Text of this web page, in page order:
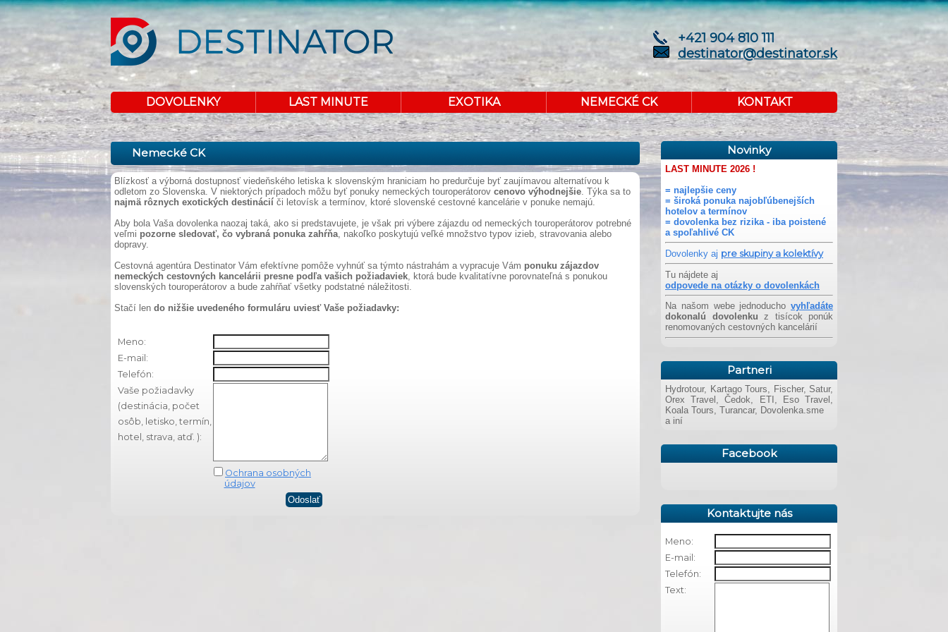
+421 904 810 111
destinator@destinator.sk
DOVOLENKY LAST MINUTE EXOTIKA NEMECKÉ CK KONTAKT
Nemecké CK
Blízkosť a výborná dostupnosť viedeňského letiska k slovenským hraniciam ho predurčuje byť zaujímavou alternatívou k
odletom zo Slovenska. V niektorých prípadoch môžu byť ponuky nemeckých touroperátorov cenovo výhodnejšie. Týka sa to
najmä rôznych exotických destinácií či letovísk a termínov, ktoré slovenské cestovné kancelárie v ponuke nemajú.
Aby bola Vaša dovolenka naozaj taká, ako si predstavujete, je však pri výbere zájazdu od nemeckých touroperátorov potrebné
veľmi pozorne sledovať, čo vybraná ponuka zahŕňa, nakoľko poskytujú veľké množstvo typov izieb, stravovania alebo
dopravy.
Cestovná agentúra Destinator Vám efektívne pomôže vyhnúť sa týmto nástrahám a vypracuje Vám ponuku zájazdov
nemeckých cestovných kancelárii presne podľa vašich požiadaviek, ktorá bude kvalitatívne porovnateľná s ponukou
slovenských touroperátorov a bude zahŕňať všetky podstatné náležitosti.
Stačí len do nižšie uvedeného formuláru uviesť Vaše požiadavky:
Meno:
E-mail:
Telefón:
Vaše požiadavky
(destinácia, počet
osôb, letisko, termín,
hotel, strava, atď. ):
Ochrana osobných
údajov
Novinky
LAST MINUTE 2026 !
= najlepšie ceny
= široká ponuka najobľúbenejších
hotelov a termínov
= dovolenka bez rizika - iba poistené
a spoľahlivé CK
Dovolenky aj pre skupiny a kolektívy
Tu nájdete aj
odpovede na otázky o dovolenkách
Na našom webe jednoducho vyhľadáte
dokonalú dovolenku z tisícok ponúk
renomovaných cestovných kancelárií
Partneri
Hydrotour, Kartago Tours, Fischer, Satur,
Orex Travel, Čedok, ETI, Eso Travel,
Koala Tours, Turancar, Dovolenka.sme
a iní
Facebook
Kontaktujte nás
Meno:
E-mail:
Telefón:
Text: